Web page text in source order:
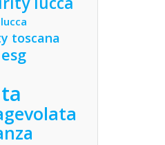
toscana
esg